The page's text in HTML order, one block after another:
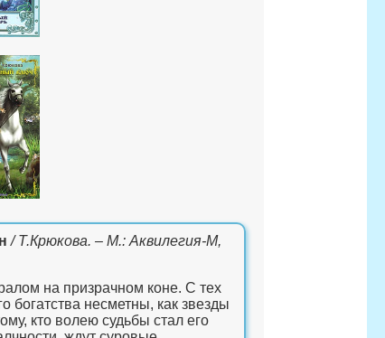
/ Т.Крюкова. – М.: Аквилегия-М,
на призрачном коне. С тех
богатства несметны, как звезды
кто волею судьбы стал его